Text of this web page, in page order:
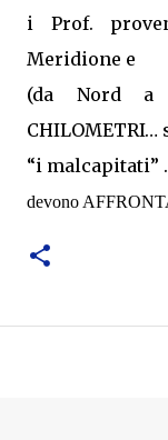
i Prof.
Meridione e
(da Nord a
CHILOMETRI…
“i malcapitati”
devono